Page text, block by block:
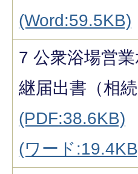
(Word:59.5KB)
7 公衆浴場営業
継届出書（相続
(PDF:38.6KB)
(ワード